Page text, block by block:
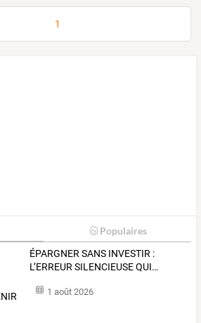
1
Populaires
ÉPARGNER SANS INVESTIR :
L’ERREUR SILENCIEUSEQUI…
1 août 2026